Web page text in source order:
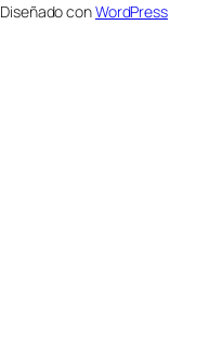
Diseñado conWordPress